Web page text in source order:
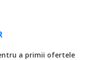
a primii ofertele